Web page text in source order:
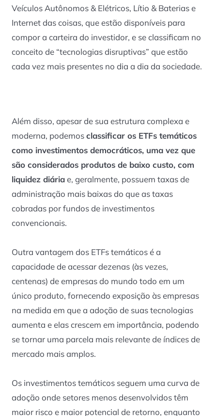
Veículos Autônomos & Elétricos, Lítio & Baterias e
Internet das coisas, que estão disponíveis para
compor a carteira do investidor, e se classificam no
conceito de “tecnologias disruptivas” que estão
cada vez mais presentes no dia a dia da sociedade.
Além disso, apesar de sua estrutura complexa e
moderna, podemosclassificar os ETFs temáticos
como investimentos democráticos, uma vez que
são considerados produtos de baixo custo, com
liquidez diáriae, geralmente, possuem taxas de
administração mais baixas do que as taxas
cobradas por fundos de investimentos
convencionais.
Outra vantagem dos ETFs temáticos é a
capacidade de acessar dezenas (às vezes,
centenas) de empresas do mundo todo em um
único produto, fornecendo exposição às empresas
na medida em que a adoção de suas tecnologias
aumenta e elas crescem em importância, podendo
se tornar uma parcela mais relevante de índices de
mercado mais amplos.
Os investimentos temáticos seguem uma curva de
adoção onde setores menos desenvolvidos têm
maior risco e maior potencial de retorno, enquanto